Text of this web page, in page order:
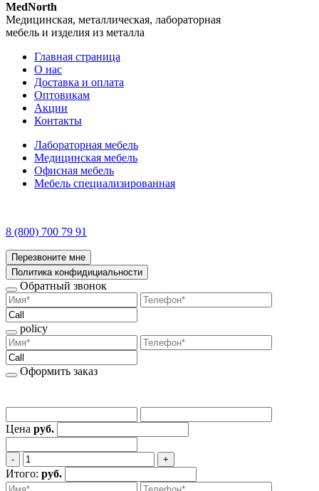
MedNorth
Медицинская, металлическая, лабораторная
мебель и изделия из металла
Главная страница
О нас
Доставка и оплата
Оптовикам
Акции
Контакты
Лабораторная мебель
Медицинская мебель
Офисная мебель
Мебель специализированная
8 (800) 700 79 91
Перезвоните мне
Политика конфидициальности
Обратный звонок
policy
Оформить заказ
Цена руб.
‐ +
Итого: руб.